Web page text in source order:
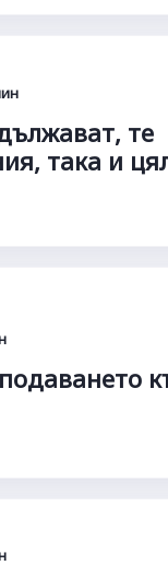
те
така и